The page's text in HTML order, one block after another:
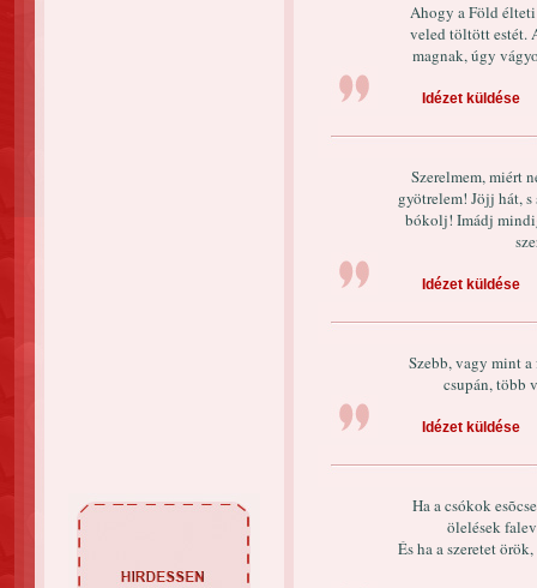
Ahogy a Föld
veled töltött estét.
magnak, úgy
Idézet küldése
Szerelmem, miért
gyötrelem! Jöjj hát, s
bókolj! Imádj
Idézet küldése
Szebb, vagy mint
csupán, több
Idézet küldése
Ha a csókok
ölelések
És ha a szeretet